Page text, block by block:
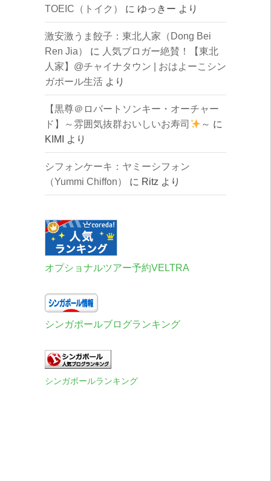
TOEIC（トイク）
に ゆっきー より
激安激うま餃子：東北人家（Dong Bei
Ren Jia）
に 人気ブロガー絶賛！【東北
人家】@チャイナタウン | おはよーこシン
ガポール生活より
【黒尊＠ロバートソンキー・オーチャー
ド】～雰囲気抜群おいしいお寿司
～ に
KIMI
より
シフォンケーキ：ヤミーシフォン
（Yummi Chiffon）
に Ritz より
オプショナルツアー予約VELTRA
シンガポールブログランキング
シンガポールランキング